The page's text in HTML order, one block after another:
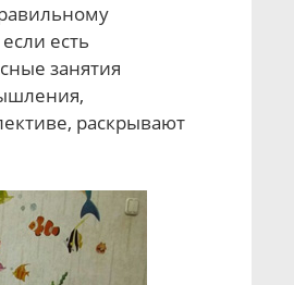
есть
занятия
раскрывают